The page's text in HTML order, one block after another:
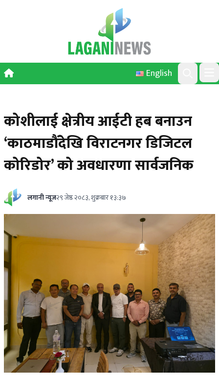
English
Search
कोशीलाई क्षेत्रीय आईटी हब बनाउन
‘काठमाडौंदेखि विराटनगर डिजिटल
कोरिडोर’ को अवधारणा सार्वजनिक
लगानी न्यूज२९ जेष्ठ २०८३, शुक्रबार १३:३७